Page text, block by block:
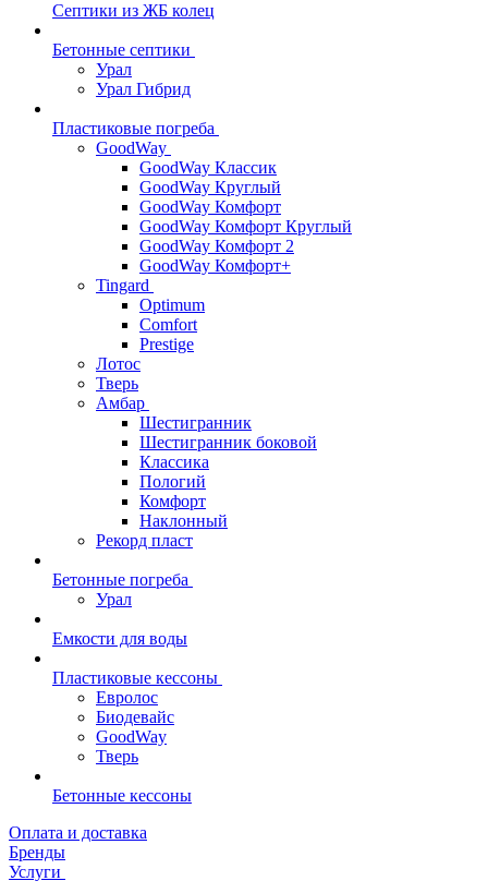
Септики из ЖБ колец
Бетонные септики
Урал
Урал Гибрид
Пластиковые погреба
GoodWay
GoodWay Классик
GoodWay Круглый
GoodWay Комфорт
GoodWay Комфорт Круглый
GoodWay Комфорт 2
GoodWay Комфорт+
Tingard
Optimum
Comfort
Prestige
Лотос
Тверь
Амбар
Шестигранник
Шестигранник боковой
Классика
Пологий
Комфорт
Наклонный
Рекорд пласт
Бетонные погреба
Урал
Емкости для воды
Пластиковые кессоны
Евролос
Биодевайс
GoodWay
Тверь
Бетонные кессоны
Оплата и доставка
Бренды
Услуги